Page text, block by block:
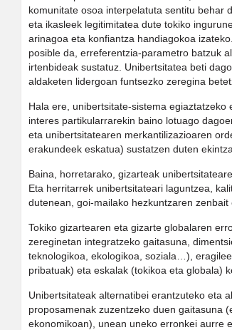
komunitate osoa interpelatuta sentitu behar
eta ikasleek legitimitatea dute tokiko
arinagoa eta konfiantza handiagokoa
posible da, erreferentzia-parametro batzuk
irtenbideak sustatuz. Unibertsitatea beti
aldaketen lidergoan funtsezko zeregina
Hala ere, unibertsitate-sistema
interes partikularrarekin baino lotuago
eta unibertsitatearen merkantilizazioaren
erakundeek eskatua) sustatzen duten
Baina, horretarako, gizarteak
Eta herritarrek unibertsitateari laguntzea,
dutenean, goi-mailako hezkuntzaren
Tokiko gizartearen eta gizarte globalaren
zereginetan integratzeko gaitasuna,
teknologikoa, ekologikoa, soziala…),
pribatuak) eta eskalak (tokikoa eta globala)
Unibertsitateak alternatibei erantzuteko eta
proposamenak zuzentzeko duen gaitasuna
ekonomikoan), unean uneko erronkei aurre